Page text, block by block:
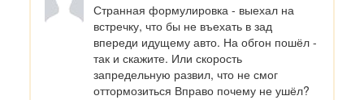
Странная формулировка - выехал на
встречку, что бы не въехать в зад
впереди идущему авто. На обгон пошёл -
так и скажите. Или скорость
запредельную развил, что не смог
оттормозиться Вправо почему не ушёл?